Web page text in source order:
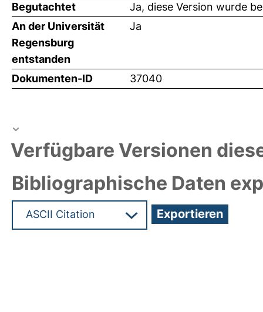
Begutachtet
Ja, diese Version wurde
An der Universität
Regensburg
entstanden
Ja
Dokumenten-ID 37040
Verfügbare Versionen
Bibliographische Daten